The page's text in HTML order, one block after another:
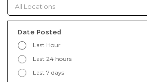
Date Posted
Last Hour
Last 24 hours
Last 7 days